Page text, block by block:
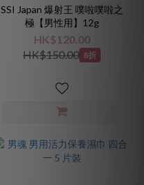
SSI Japan 爆射王 噗啦噗啦之
極【男性用】12g
HK$120.00
HK$150.00 8折